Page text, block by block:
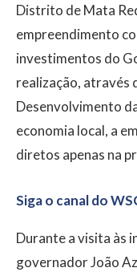
Distrito de Mata
empreendimento
investimentos do
realização, através
Desenvolvimento
economia local, a
diretos apenas na
Siga o canal do
Durante a visita às
governador João